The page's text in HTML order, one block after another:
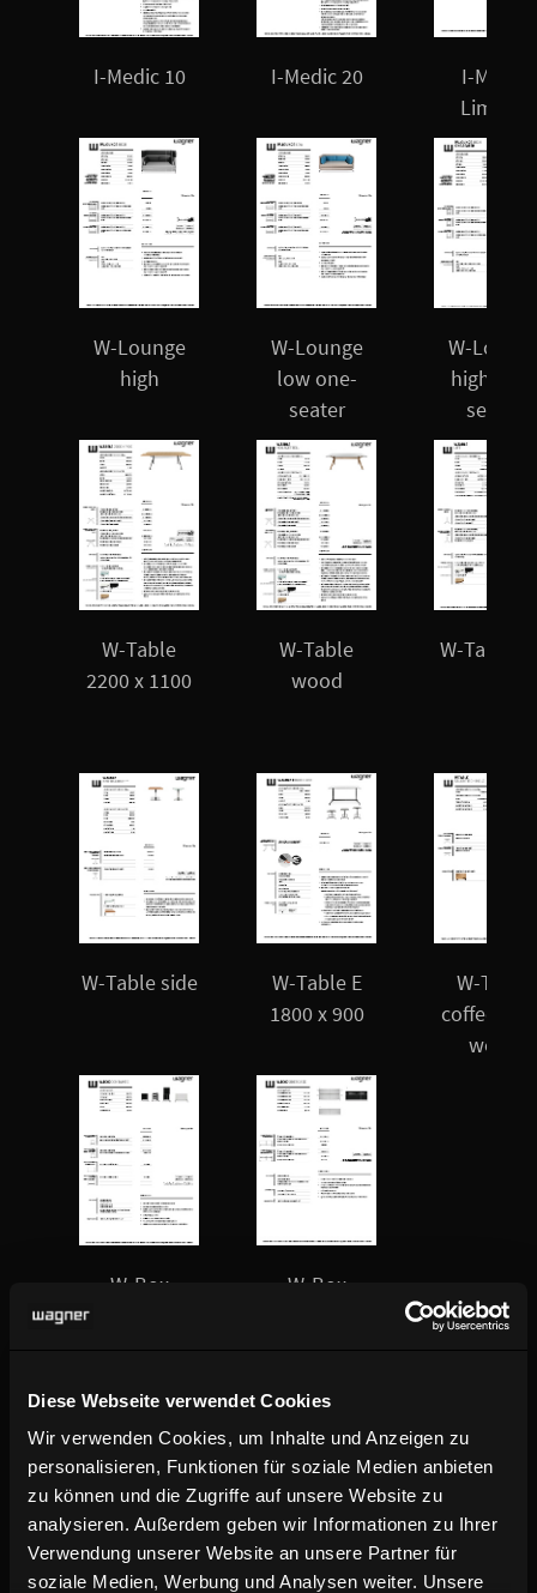
Diese Webseite verwendet Cookies
Wir verwenden Cookies, um Inhalte und Anzeigen zu
personalisieren, Funktionen für soziale Medien anbieten
zu können und die Zugriffe auf unsere Website zu
analysieren. Außerdem geben wir Informationen zu Ihrer
Verwendung unserer Website an unsere Partner für
soziale Medien, Werbung und Analysen weiter. Unsere
I-Medic 10 I-Medic 20
I-Medic
Limited
W-Lounge
high
W-Lounge
low one-
seater
W-
high one-
seater
W-Table
2200 x 1100
W-Table
wood
W-Table
W-Table side
W-Table E
1800 x 900
W-Table
coffee
wood
W-Box
W-Box
Interior